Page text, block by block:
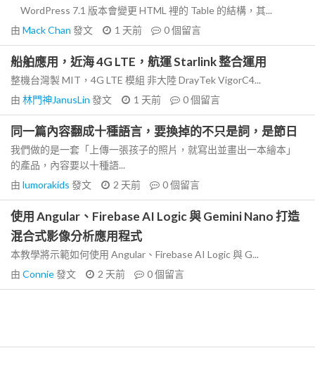
WordPress 7.1 版本會變更 HTML 裡的 Table 的結構，其...
由 Mack Chan 發文 1 天前 0個留言
船舶應用，近海 4G LTE，航運 Starlink 整合運用
整機台灣製 MIT，4G LTE 模組 非大陸 DrayTek VigorC4...
由 林門神JanusLin 發文 1 天前 0個留言
同一篇內容翻成十種語言，要換掉的不只是詞，是節日
我們做的是一套「上傳一張孩子的照片，就寫出並畫出一本繪本」
的產品，內容要以十種語...
由 lumorakids 發文 2 天前 0個留言
使用 Angular、Firebase AI Logic 與 Gemini Nano 打造
混合式影像分析應用程式
本教學將示範如何使用 Angular、Firebase AI Logic 與 G...
由 Connie發文 2 天前 0個留言